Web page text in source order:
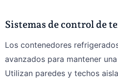
Sistemas de control de
Los contenedores
avanzados para mantener
Utilizan paredes y techos